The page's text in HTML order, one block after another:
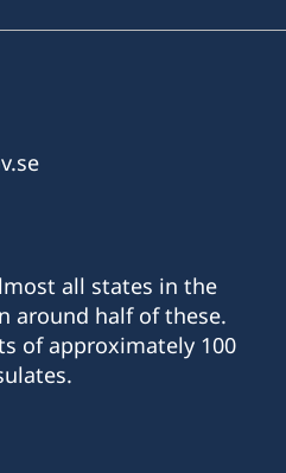
all states in the
around half of these.
of approximately 100